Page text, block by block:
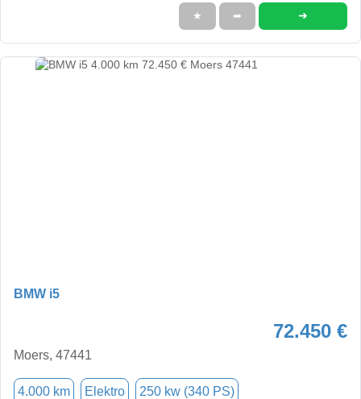
★ ➦ ➜
BMW i5
72.450 €
Moers, 47441
4.000 km Elektro 250 kw (340 PS)